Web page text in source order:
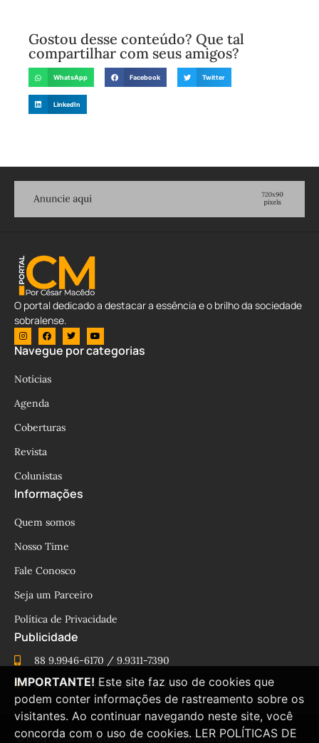
Gostou desse conteúdo? Que tal
compartilhar com seus amigos?
WhatsApp Facebook Twitter
LinkedIn
O portal dedicado a destacar a essência e o brilho da sociedade
sobralense.
Navegue por categorias
Notícias
Agenda
Coberturas
Revista
Colunistas
Informações
Quem somos
Nosso Time
Fale Conosco
Seja um Parceiro
Política de Privacidade
Publicidade
88 9.9946-6170 / 9.9311-7390
cesinhamacedo@yahoo.com.br
© Blog César Macêdo 2015 – 2025 Todos os direitos
IMPORTANTE! Este site faz uso de cookies que
podem conter informações de rastreamento sobre os
visitantes. Ao continuar navegando neste site, você
concorda com o uso de cookies. LER POLÍTICAS DE